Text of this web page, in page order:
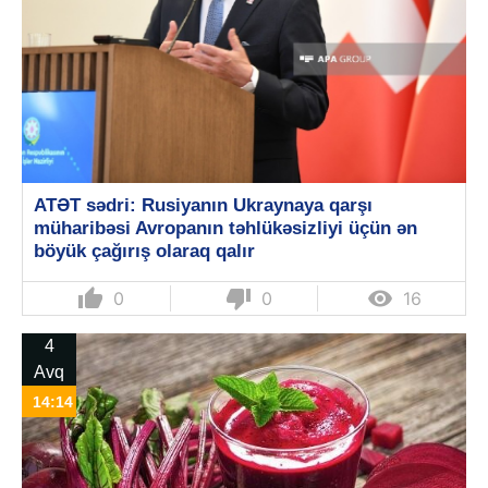
ATƏT sədri: Rusiyanın Ukraynaya qarşı
müharibəsi Avropanın təhlükəsizliyi üçün ən
böyük çağırış olaraq qalır
thumb_up 0 thumb_down 0  16
4
Avq
14:14